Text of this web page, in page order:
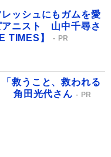
ッシュにもガムを愛
アニスト 山中千尋さ
TIMES】
PR
「救うこと、救われる
角田光代さん
PR